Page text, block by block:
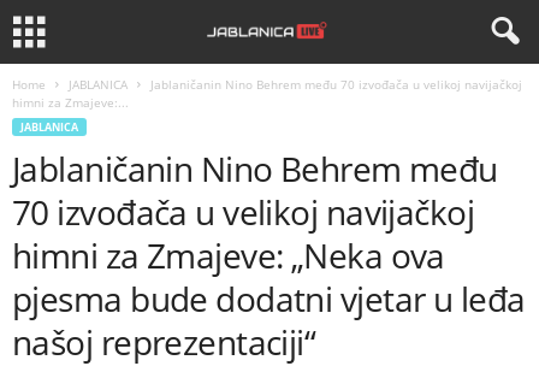
Home JABLANICA
Jablaničanin Nino Behrem među 70 izvođača u velikoj navijačkoj
himni za Zmajeve:...
JABLANICA
Jablaničanin Nino Behrem među
70 izvođača u velikoj navijačkoj
himni za Zmajeve: „Neka ova
pjesma bude dodatni vjetar u leđa
našoj reprezentaciji“